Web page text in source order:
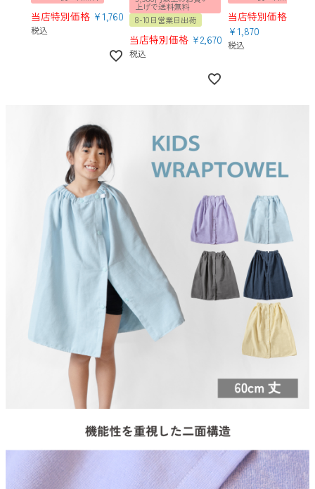
当店特別価格 ¥1,760
税込
上げで送料無料
8-10日営業日出荷
当店特別価格 ¥2,670
税込
当店特別価格
¥1,870
税込